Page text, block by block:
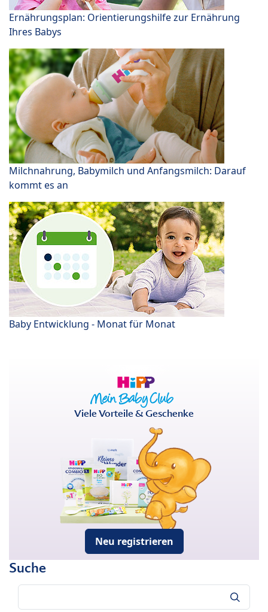
Ernährungsplan: Orientierungshilfe zur Ernährung
Ihres Babys
Milchnahrung, Babymilch und Anfangsmilch: Darauf
kommt es an
Baby Entwicklung - Monat für Monat
Viele Vorteile & Geschenke
Neu registrieren
Suche